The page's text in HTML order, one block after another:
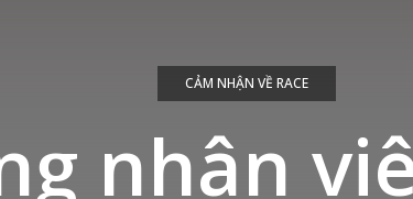
CẢM NHẬN VỀ RACE
nhân